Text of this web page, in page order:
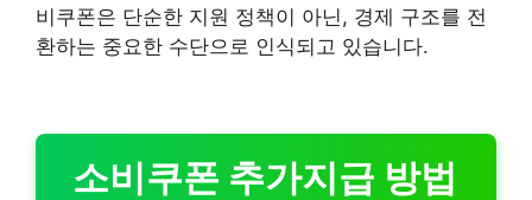
비쿠폰은 단순한 지원 정책이 아닌, 경제 구조를 전
환하는 중요한 수단으로 인식되고 있습니다.
소비쿠폰 추가지급 방법